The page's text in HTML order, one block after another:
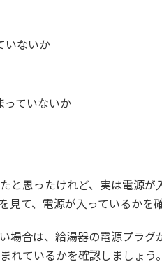
いないか
っていないか
と思ったけれど、実は電源
見て、電源が入っているかを
場合は、給湯器の電源プラ
れているかを確認しましょ